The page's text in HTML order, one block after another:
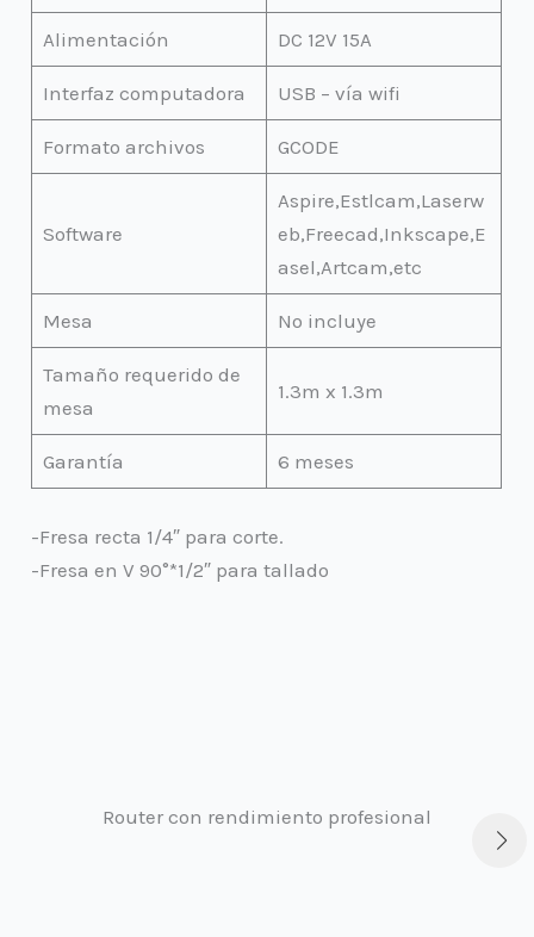
Alimentación DC 12V 15A
Interfaz computadora USB – vía wifi
Formato archivos GCODE
Software
Aspire,Estlcam,Laserw
eb,Freecad,Inkscape,E
asel,Artcam,etc
Mesa No incluye
Tamaño requerido de
mesa
1.3m x 1.3m
Garantía 6 meses
-Fresa recta 1/4″ para corte.
-Fresa en V 90°*1/2″ para tallado
Router con rendimiento profesional